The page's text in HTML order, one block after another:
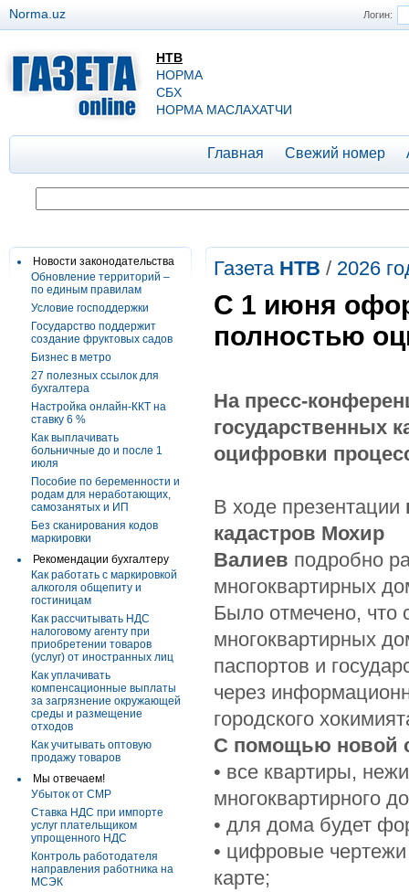
Логин:
Norma.uz
НТВ
НОРМА
СБХ
НОРМА МАСЛАХАТЧИ
Главная Свежий номер
Новости законодательства
Обновление территорий –
по единым правилам
Условие господдержки
Государство поддержит
создание фруктовых садов
Бизнес в метро
27 полезных ссылок для
бухгалтера
Настройка онлайн-ККТ на
ставку 6 %
Как выплачивать
больничные до и после 1
июля
Пособие по беременности и
родам для неработающих,
самозанятых и ИП
Без сканирования кодов
маркировки
Рекомендации бухгалтеру
Как работать с маркировкой
алкоголя общепиту и
гостиницам
Как рассчитывать НДС
налоговому агенту при
приобретении товаров
(услуг) от иностранных лиц
Как уплачивать
компенсационные выплаты
за загрязнение окружающей
среды и размещение
отходов
Как учитывать оптовую
продажу товаров
Мы отвечаем!
Убыток от СМР
Ставка НДС при импорте
услуг плательщиком
упрощенного НДС
Контроль работодателя
направления работника на
МСЭК
Газета НТВ / 2026
С 1 июня
полностью
На пресс-
государственных
оцифровки
В ходе презентации
кадастров Мохир
Валиев подробно
многоквартирных
Было отмечено, что
многоквартирных
паспортов и
через
городского
С помощью новой
• все квартиры,
многоквартирного
• для дома будет
• цифровые чертежи
карте;